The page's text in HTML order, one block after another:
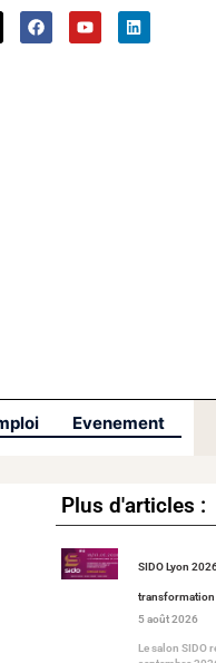
Evenement
Plus d'articles :
SIDO Lyon
5 août 2026
Le salon SIDO